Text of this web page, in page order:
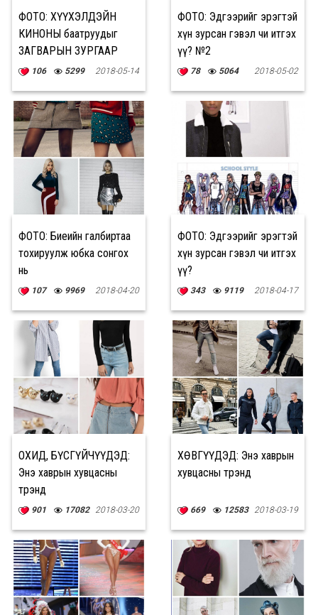
ФОТО: ХҮҮХЭЛДЭЙН
КИНОНЫ баатруудыг
ЗАГВАРЫН ЗУРГААР
харвал…
106 5299 2018-05-14
ФОТО: Эдгээрийг эрэгтэй
хүн зурсан гэвэл чи итгэх
үү? №2
78 5064 2018-05-02
ФОТО: Биеийн галбиртаа
тохируулж юбка сонгох
нь
107 9969 2018-04-20
ФОТО: Эдгээрийг эрэгтэй
хүн зурсан гэвэл чи итгэх
үү?
343 9119 2018-04-17
ОХИД, БҮСГҮЙЧҮҮДЭД:
Энэ хаврын хувцасны
трэнд
901 17082 2018-03-20
ХӨВГҮҮДЭД: Энэ хаврын
хувцасны трэнд
669 12583 2018-03-19